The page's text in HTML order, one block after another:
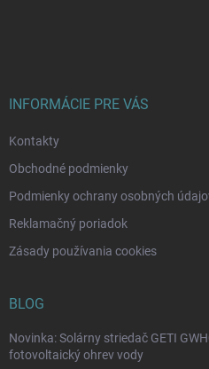
INFORMÁCIE PRE VÁS
Kontakty
Obchodné podmienky
Podmienky ochrany osobných
Reklamačný poriadok
Zásady používania cookies
BLOG
Novinka: Solárny striedač GETI
fotovoltaický ohrev vody